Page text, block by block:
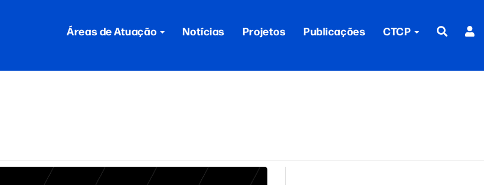
Áreas de Atuação Notícias Projetos Publicações CTCP